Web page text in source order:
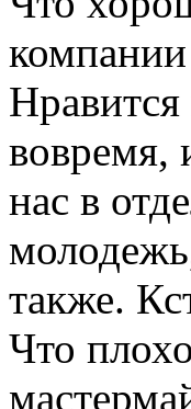
вовремя,
нас в
также.
Что